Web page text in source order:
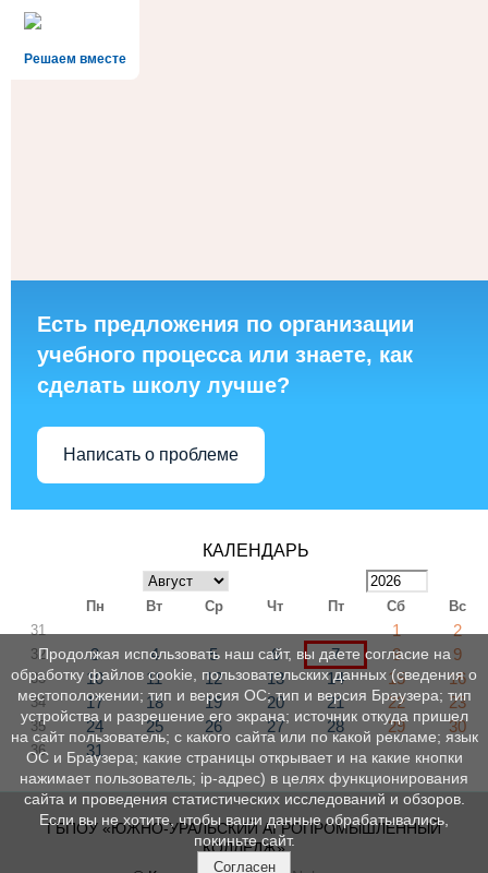
Решаем вместе
Есть предложения по организации
учебного процесса или знаете, как
сделать школу лучше?
Написать о проблеме
КАЛЕНДАРЬ
Пн Вт Ср Чт Пт Сб
Вс
31
1 2
32 3 4 5 6 7 8 9
33 10 11 12 13 14 15 16
34 17 18 19 20 21 22 23
35 24 25 26 27 28 29 30
36 31
ГБПОУ «ЮЖНО-УРАЛЬСКИЙ АГРОПРОМЫШЛЕННЫЙ
КОЛЛЕДЖ»
Продолжая использовать наш сайт, вы даете согласие на
обработку файлов cookie, пользовательских данных (сведения о
местоположении; тип и версия ОС; тип и версия Браузера; тип
устройства и разрешение его экрана; источник откуда пришел
на сайт пользователь; с какого сайта или по какой рекламе; язык
ОС и Браузера; какие страницы открывает и на какие кнопки
нажимает пользователь; ip-адрес) в целях функционирования
сайта и проведения статистических исследований и обзоров.
Если вы не хотите, чтобы ваши данные обрабатывались,
покиньте сайт.
Согласен